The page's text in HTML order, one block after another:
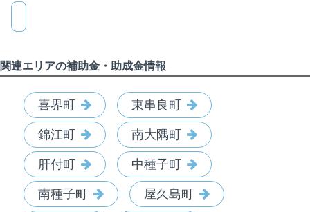
関連エリアの補助金・助成金情報
喜界町 東串良町
錦江町 南大隅町
肝付町 中種子町
南種子町 屋久島町